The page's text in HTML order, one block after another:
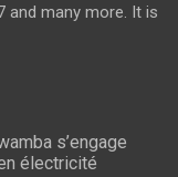
and many more. It is
s’engage
électricité